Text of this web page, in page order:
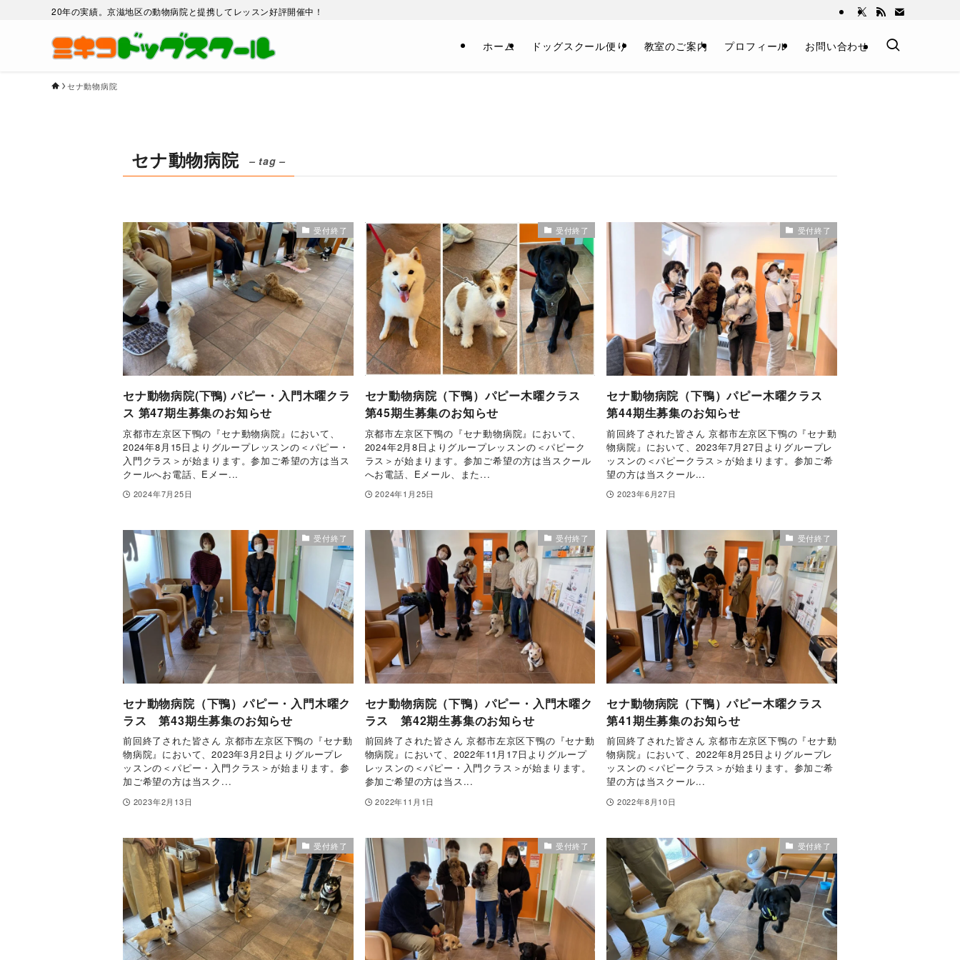
20年の実績。京滋地区の動物病院と提携してレッスン好評開催中！
ホーム ドッグスクール便り 教室のご案内 プロフィール お問い合わせ
セナ動物病院
セナ動物病院 – tag –
受付終了
セナ動物病院(下鴨) パピー・入門木曜クラ
ス 第47期生募集のお知らせ
京都市左京区下鴨の『セナ動物病院』において、
2024年8月15日よりグループレッスンの＜パピー・
入門クラス＞が始まります。参加ご希望の方は当ス
クールへお電話、Eメー...
2024年7月25日
受付終了
セナ動物病院（下鴨）パピー木曜クラス
第45期生募集のお知らせ
京都市左京区下鴨の『セナ動物病院』において、
2024年2月8日よりグループレッスンの＜パピーク
ラス＞が始まります。参加ご希望の方は当スクール
へお電話、Eメール、また...
2024年1月25日
受付終了
セナ動物病院（下鴨）パピー木曜クラス
第44期生募集のお知らせ
前回終了された皆さん 京都市左京区下鴨の『セナ動
物病院』において、2023年7月27日よりグループレ
ッスンの＜パピークラス＞が始まります。参加ご希
望の方は当スクール...
2023年6月27日
受付終了
セナ動物病院（下鴨）パピー・入門木曜ク
ラス 第43期生募集のお知らせ
前回終了された皆さん 京都市左京区下鴨の『セナ動
物病院』において、2023年3月2日よりグループレ
ッスンの＜パピー・入門クラス＞が始まります。参
加ご希望の方は当スク...
2023年2月13日
受付終了
セナ動物病院（下鴨）パピー・入門木曜ク
ラス 第42期生募集のお知らせ
前回終了された皆さん 京都市左京区下鴨の『セナ動
物病院』において、2022年11月17日よりグループ
レッスンの＜パピー・入門クラス＞が始まります。
参加ご希望の方は当ス...
2022年11月1日
受付終了
セナ動物病院（下鴨）パピー木曜クラス
第41期生募集のお知らせ
前回終了された皆さん 京都市左京区下鴨の『セナ動
物病院』において、2022年8月25日よりグループレ
ッスンの＜パピークラス＞が始まります。参加ご希
望の方は当スクール...
2022年8月10日
受付終了 受付終了 受付終了